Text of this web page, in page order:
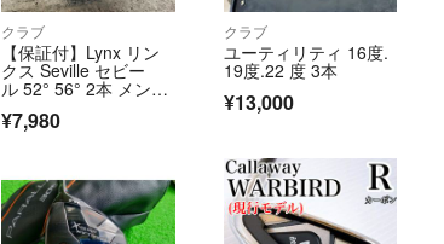
クラブ
【保証付】Lynx リン
クス Seville セビー
ル 52° 56° 2本 メン
ッジ 単品 初心者 入門
¥7,980
クラブ
ユーティリティ 16度.
19度.22 度 3本
¥13,000